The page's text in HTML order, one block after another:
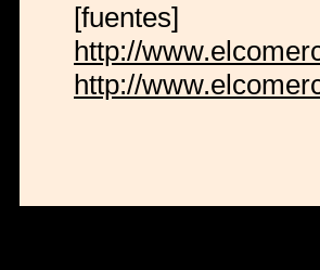
[fuentes]
http://
http://